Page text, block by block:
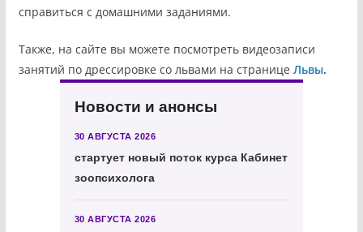
справиться с домашними заданиями.
Также, на сайте вы можете посмотреть видеозаписи
занятий по дрессировке со львами на странице Львы.
Новости и анонсы
30 АВГУСТА 2026
стартует новый поток курса Кабинет
зоопсихолога
30 АВГУСТА 2026